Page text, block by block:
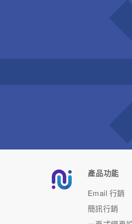
查，電子報行銷 ROI
產品功能
Email 行銷
簡訊行銷